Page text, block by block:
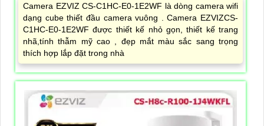
Camera EZVIZ CS-C1HC-E0-1E2WF là dòng camera wifi
dạng cube thiết đầu camera vuông . Camera EZVIZCS-
C1HC-E0-1E2WF được thiết kế nhỏ gọn, thiết kế trang
nhã,tính thẫm mỹ cao , đẹp mắt màu sắc sang trọng
thích hợp lắp đặt trong nhà